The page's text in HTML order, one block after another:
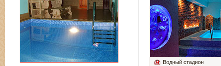
Водный стадион